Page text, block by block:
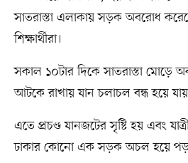
সাতরাস্তা এলাকায় সড়ক অবরোধ
শিক্ষার্থীরা।
সকাল ১০টার দিকে সাতরাস্তা মোড়ে
আটকে রাখায় যান চলাচল বন্ধ হয়ে
এতে প্রচণ্ড যানজটের সৃষ্টি হয় এবং
ঢাকার কোনো এক সড়ক অচল হয়ে